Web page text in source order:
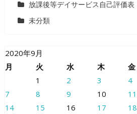
放課後等デイサービス自己評価表
未分類
2020年9月
月
火 水 木 金
1
2 3 4
7
8 9 10 11
14
15 16 17 18